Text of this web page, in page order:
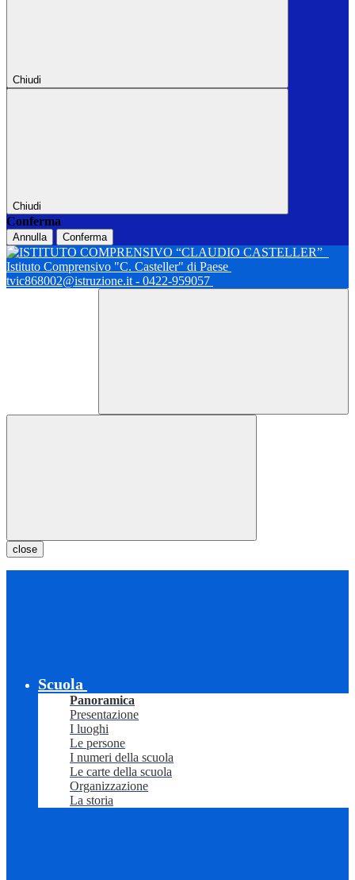
Chiudi
Chiudi
Conferma
Annulla Conferma
Istituto Comprensivo "C. Casteller" di Paese
tvic868002@istruzione.it - 0422-959057
close
Scuola
Panoramica
Presentazione
I luoghi
Le persone
I numeri della scuola
Le carte della scuola
Organizzazione
La storia